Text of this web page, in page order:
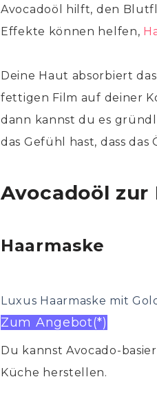
Avocadoöl hilft, den
Effekte können helfen,
Deine Haut absorbiert
fettigen Film auf deiner
dann kannst du es
das Gefühl hast, dass
Avocadoöl
Haarmaske
Luxus Haarmaske mit
Zum Angebot(*)
Du kannst Avocado-
Küche herstellen.